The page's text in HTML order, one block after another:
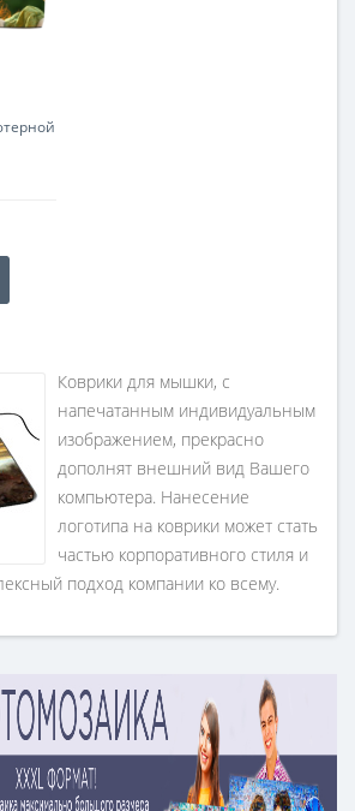
Коврики для мышки, с
напечатанным индивидуальным
изображением, прекрасно
дополнят внешний вид Вашего
компьютера. Нанесение
логотипа на коврики может стать
частью корпоративного стиля и
подход компании ко всему.